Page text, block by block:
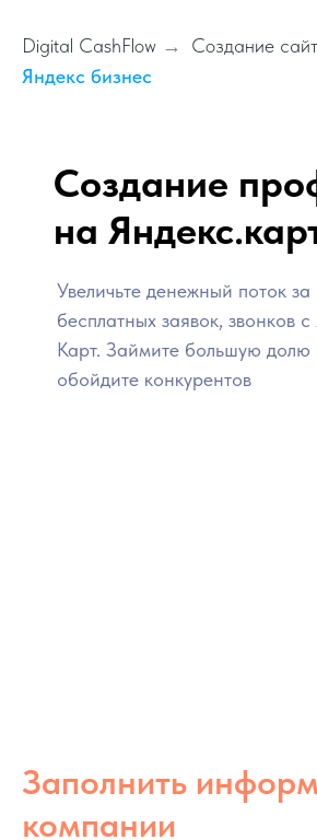
Digital CashFlow → Создание
Яндекс бизнес
Создание
на
Увеличьте денежный поток за
бесплатных заявок, звонков с
Карт. Займите большую долю
обойдите конкурентов
Заполнить
компании